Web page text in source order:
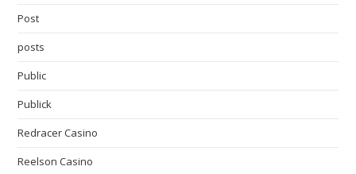
Post
posts
Public
Publick
Redracer Casino
Reelson Casino